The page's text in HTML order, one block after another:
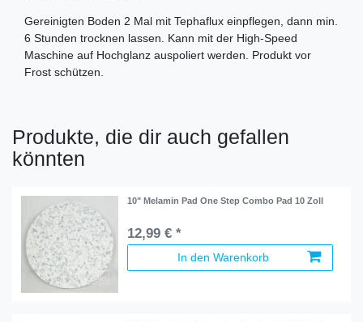
Gereinigten Boden 2 Mal mit Tephaflux einpflegen, dann min.
6 Stunden trocknen lassen. Kann mit der High-Speed
Maschine auf Hochglanz auspoliert werden. Produkt vor
Frost schützen.
Produkte, die dir auch gefallen
könnten
10" Melamin Pad One Step Combo Pad 10 Zoll
12,99 € *
In den Warenkorb